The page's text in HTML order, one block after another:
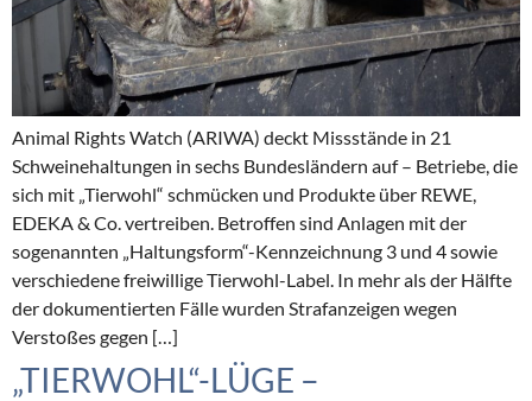
Animal Rights Watch (ARIWA) deckt Missstände in 21
Schweinehaltungen in sechs Bundesländern auf – Betriebe, die
sich mit „Tierwohl“ schmücken und Produkte über REWE,
EDEKA & Co. vertreiben. Betroffen sind Anlagen mit der
sogenannten „Haltungsform“-Kennzeichnung 3 und 4 sowie
verschiedene freiwillige Tierwohl-Label. In mehr als der Hälfte
der dokumentierten Fälle wurden Strafanzeigen wegen
Verstoßes gegen […]
„TIERWOHL“-LÜGE –